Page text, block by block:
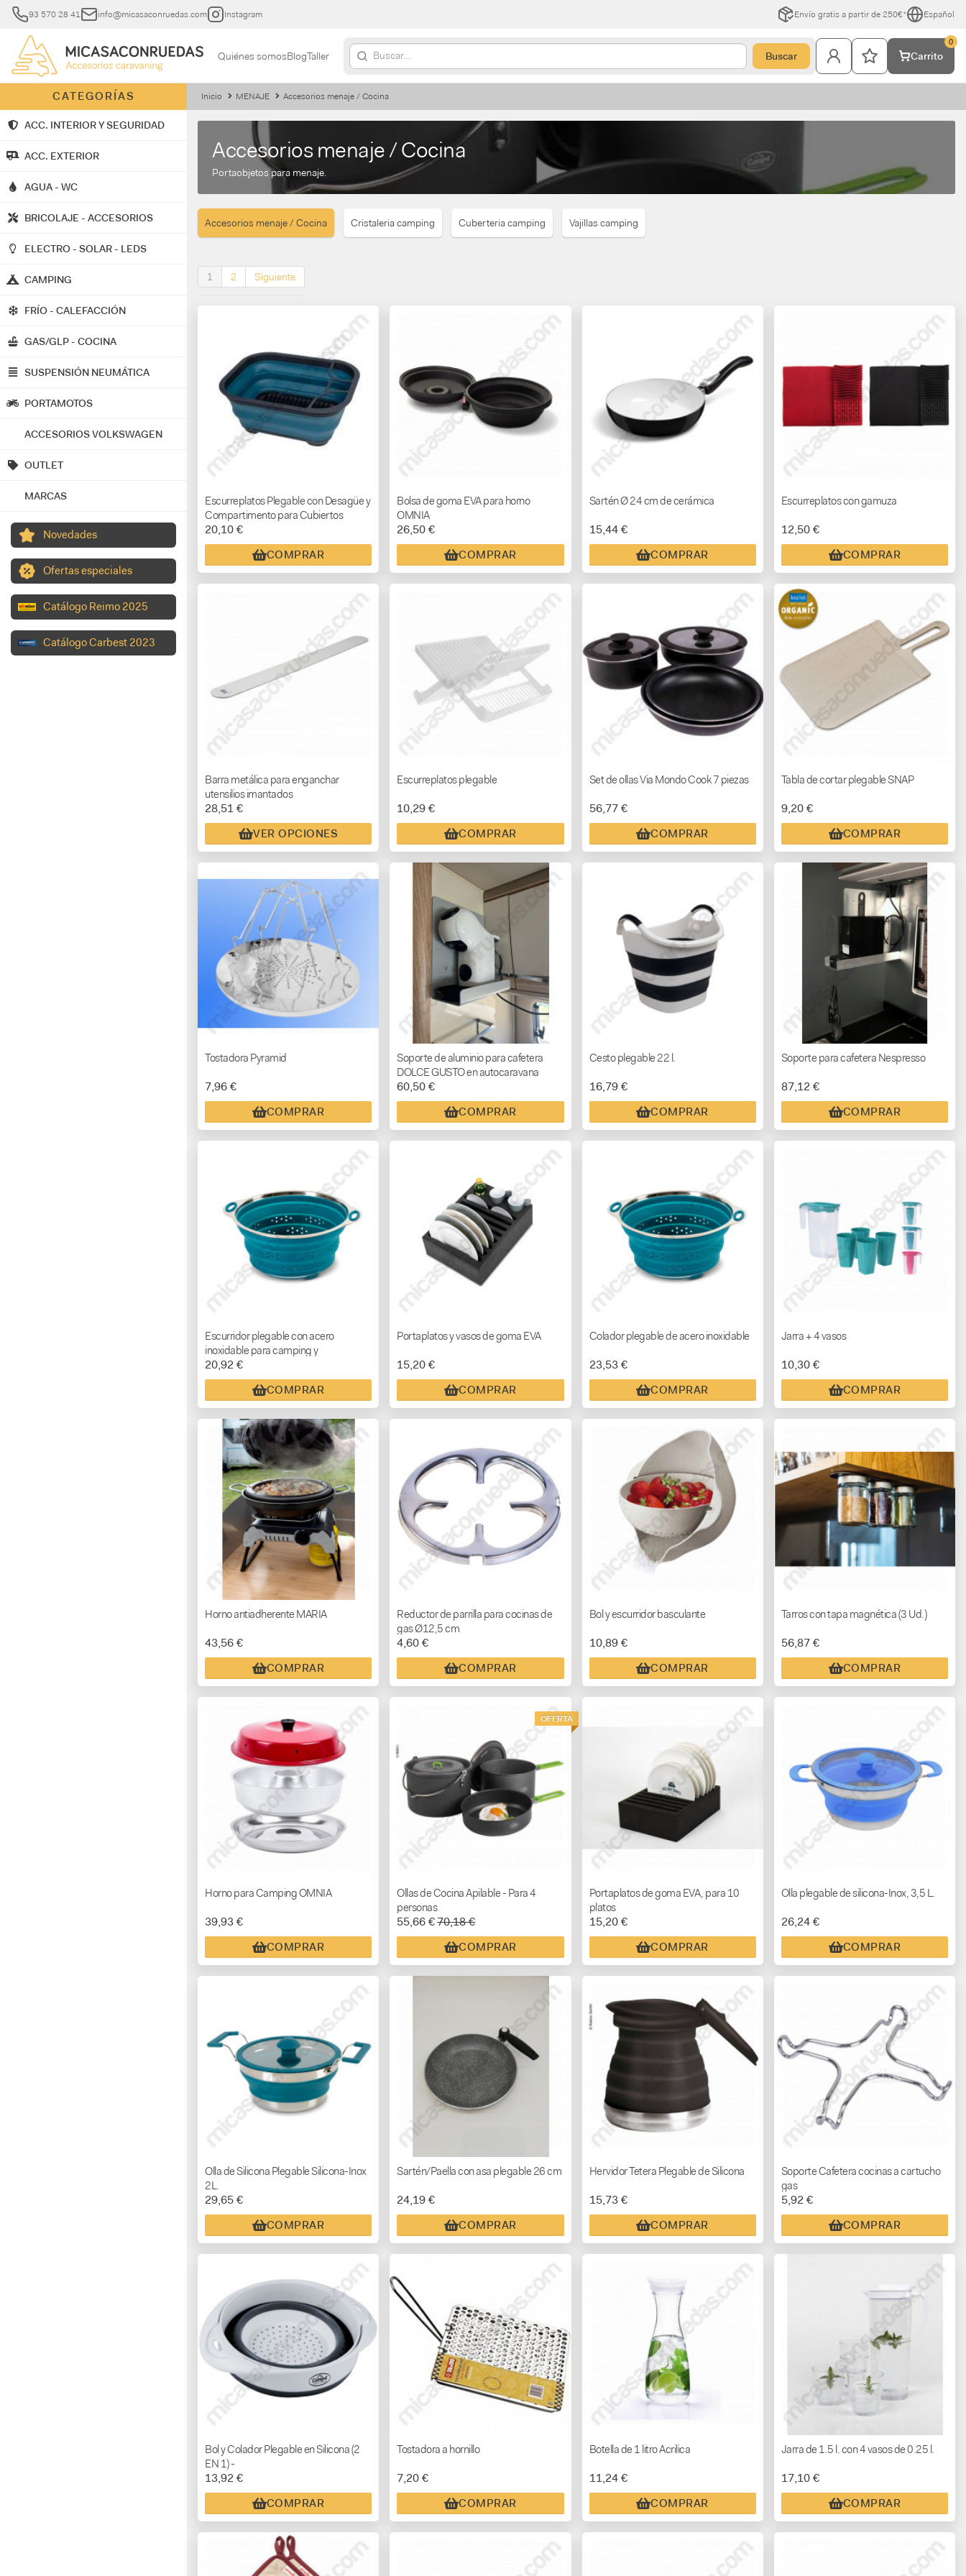
93 570 28 41 info@micasaconruedas.com Instagram Envío gratis a partir de 250€* Español
Quiénes somosBlogTaller Buscar Carrito
0
CATEGORÍAS
ACC. INTERIOR Y SEGURIDAD
ACC. EXTERIOR
AGUA - WC
BRICOLAJE - ACCESORIOS
ELECTRO - SOLAR - LEDS
CAMPING
FRÍO - CALEFACCIÓN
GAS/GLP - COCINA
SUSPENSIÓN NEUMÁTICA
PORTAMOTOS
ACCESORIOS VOLKSWAGEN
OUTLET
MARCAS
Novedades
Ofertas especiales
Catálogo Reimo 2025
Catálogo Carbest 2023
Inicio MENAJE Accesorios menaje / Cocina
Accesorios menaje / Cocina
Portaobjetos para menaje.
Accesorios menaje / Cocina Cristaleria camping Cuberteria camping Vajillas camping
1 2 Siguiente
Escurreplatos Plegable con Desagüe y
Compartimento para Cubiertos
20,10 €
COMPRAR
Bolsa de goma EVA para horno
OMNIA
26,50 €
COMPRAR
Sartén Ø 24 cm de cerámica
15,44 €
COMPRAR
Escurreplatos con gamuza
12,50 €
COMPRAR
Barra metálica para enganchar
utensilios imantados
28,51 €
VER OPCIONES
Escurreplatos plegable
10,29 €
COMPRAR
Set de ollas Via Mondo Cook 7 piezas
56,77 €
COMPRAR
Tabla de cortar plegable SNAP
9,20 €
COMPRAR
Tostadora Pyramid
7,96 €
COMPRAR
Soporte de aluminio para cafetera
DOLCE GUSTO en autocaravana
60,50 €
COMPRAR
Cesto plegable 22 l.
16,79 €
COMPRAR
Soporte para cafetera Nespresso
87,12 €
COMPRAR
Escurridor plegable con acero
inoxidable para camping y
autocaravana
20,92 €
COMPRAR
Portaplatos y vasos de goma EVA
15,20 €
COMPRAR
Colador plegable de acero inoxidable
23,53 €
COMPRAR
Jarra + 4 vasos
10,30 €
COMPRAR
Horno antiadherente MARIA
43,56 €
COMPRAR
Reductor de parrilla para cocinas de
gas Ø12,5 cm
4,60 €
COMPRAR
Bol y escurridor basculante
10,89 €
COMPRAR
Tarros con tapa magnética (3 Ud.)
56,87 €
COMPRAR
Horno para Camping OMNIA
39,93 €
COMPRAR
OFERTA
Ollas de Cocina Apilable - Para 4
personas
55,66 €70,18 €
COMPRAR
Portaplatos de goma EVA, para 10
platos
15,20 €
COMPRAR
Olla plegable de silicona-Inox, 3,5 L.
26,24 €
COMPRAR
Olla de Silicona Plegable Silicona-Inox
2L.
29,65 €
COMPRAR
Sartén/Paella con asa plegable 26 cm
24,19 €
COMPRAR
Hervidor Tetera Plegable de Silicona
15,73 €
COMPRAR
Soporte Cafetera cocinas a cartucho
gas
5,92 €
COMPRAR
Bol y Colador Plegable en Silicona (2
EN 1) -
13,92 €
COMPRAR
Tostadora a hornillo
7,20 €
COMPRAR
Botella de 1 litro Acrilica
11,24 €
COMPRAR
Jarra de 1.5 l. con 4 vasos de 0.25 l.
17,10 €
COMPRAR